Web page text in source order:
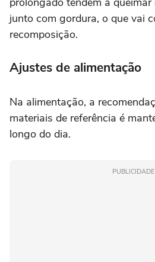
junto com gordura, o que vai
recomposição.
Ajustes de alimentação
Na alimentação, a
materiais de referência é
longo do dia.
PUBLICIDADE